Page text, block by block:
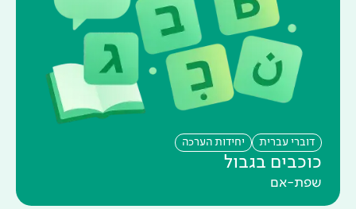
דוברי עברית יחידות הערכה
כוכבים בגבול
שפת-אם